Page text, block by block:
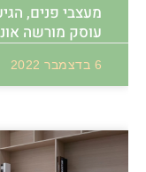
מעצבי פנים,
עוסק מורשה
6 בדצמבר 2022